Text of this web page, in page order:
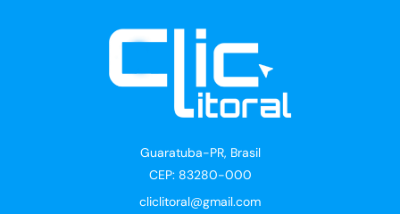
Guaratuba-PR, Brasil
CEP: 83280-000
cliclitoral@gmail.com